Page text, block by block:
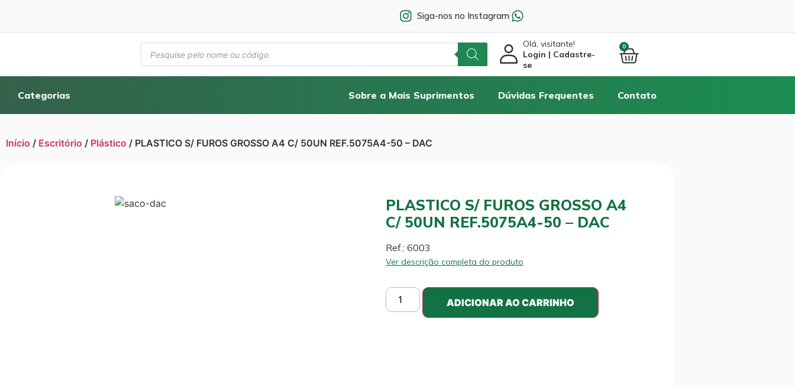
Siga-nos no Instagram
Olá, visitante!
Login | Cadastre-
se
0
Categorias Sobre a Mais Suprimentos Dúvidas Frequentes Contato
Início / Escritório / Plástico / PLASTICO S/ FUROS GROSSO A4 C/ 50UN REF.5075A4-50 – DAC
PLASTICO S/ FUROS GROSSO A4
C/ 50UN REF.5075A4-50 – DAC
Ref.: 6003
Ver descrição completa do produto
ADICIONAR AO CARRINHO